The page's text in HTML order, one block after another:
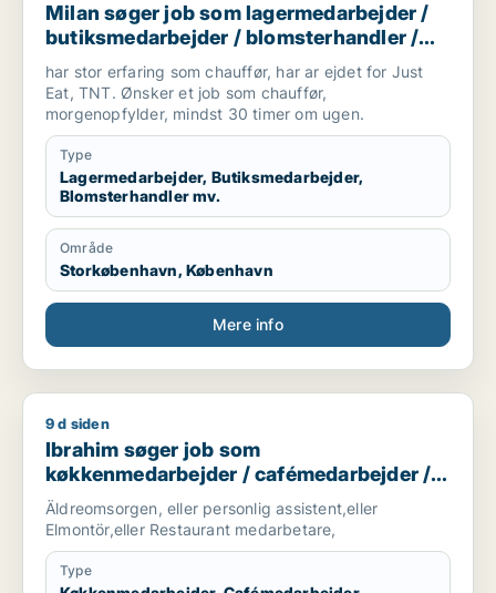
Milan søger job som lagermedarbejder /
butiksmedarbejder / blomsterhandler /
chauffør
har stor erfaring som chauffør, har ar ejdet for Just
Eat, TNT. Ønsker et job som chauffør,
morgenopfylder, mindst 30 timer om ugen.
Type
Lagermedarbejder, Butiksmedarbejder,
Blomsterhandler mv.
Område
Storkøbenhavn, København
Mere info
Ibrahim søger job som køkkenmedarbejder /
9 d siden
Ibrahim søger job som
køkkenmedarbejder / cafémedarbejder /
hotelmedarbejder
Äldreomsorgen, eller personlig assistent,eller
Elmontör,eller Restaurant medarbetare,
Type